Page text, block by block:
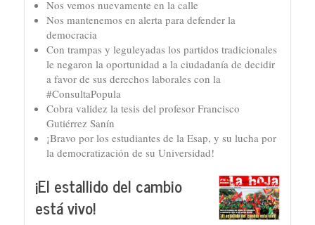
Nos vemos nuevamente en la calle
Nos mantenemos en alerta para defender la
democracia
Con trampas y leguleyadas los partidos tradicionales
le negaron la oportunidad a la ciudadanía de decidir
a favor de sus derechos laborales con la
#ConsultaPopula
Cobra validez la tesis del profesor Francisco
Gutiérrez Sanín
¡Bravo por los estudiantes de la Esap, y su lucha por
la democratización de su Universidad!
¡El estallido del cambio
está vivo!